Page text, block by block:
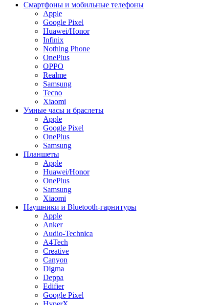
Смартфоны и мобильные телефоны
Apple
Google Pixel
Huawei/Honor
Infinix
Nothing Phone
OnePlus
OPPO
Realme
Samsung
Tecno
Xiaomi
Умные часы и браслеты
Apple
Google Pixel
OnePlus
Samsung
Планшеты
Apple
Huawei/Honor
OnePlus
Samsung
Xiaomi
Наушники и Bluetooth-гарнитуры
Apple
Anker
Audio-Technica
A4Tech
Creative
Canyon
Digma
Deppa
Edifier
Google Pixel